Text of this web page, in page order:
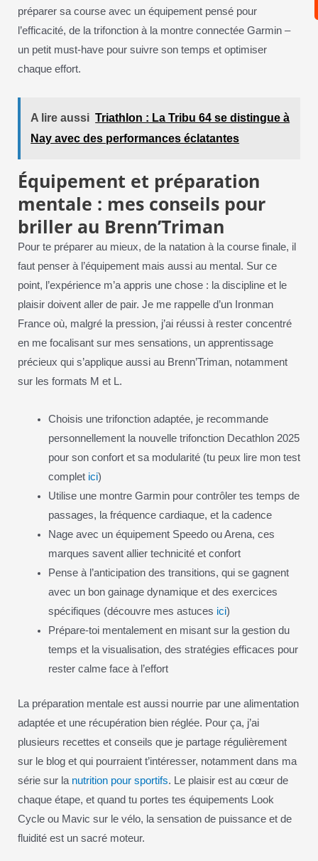
préparer sa course avec un équipement pensé pour
l’efficacité, de la trifonction à la montre connectée Garmin –
un petit must-have pour suivre son temps et optimiser
chaque effort.
A lire aussi Triathlon : La Tribu 64 se distingue à
Nay avec des performances éclatantes
Équipement et préparation
mentale : mes conseils pour
briller au Brenn’Triman
Pour te préparer au mieux, de la natation à la course finale, il
faut penser à l’équipement mais aussi au mental. Sur ce
point, l’expérience m’a appris une chose : la discipline et le
plaisir doivent aller de pair. Je me rappelle d’un Ironman
France où, malgré la pression, j’ai réussi à rester concentré
en me focalisant sur mes sensations, un apprentissage
précieux qui s’applique aussi au Brenn’Triman, notamment
sur les formats M et L.
Choisis une trifonction adaptée, je recommande
personnellement la nouvelle trifonction Decathlon 2025
pour son confort et sa modularité (tu peux lire mon test
complet ici)
Utilise une montre Garmin pour contrôler tes temps de
passages, la fréquence cardiaque, et la cadence
Nage avec un équipement Speedo ou Arena, ces
marques savent allier technicité et confort
Pense à l’anticipation des transitions, qui se gagnent
avec un bon gainage dynamique et des exercices
spécifiques (découvre mes astuces ici)
Prépare-toi mentalement en misant sur la gestion du
temps et la visualisation, des stratégies efficaces pour
rester calme face à l’effort
La préparation mentale est aussi nourrie par une alimentation
adaptée et une récupération bien réglée. Pour ça, j’ai
plusieurs recettes et conseils que je partage régulièrement
sur le blog et qui pourraient t’intéresser, notamment dans ma
série sur la nutrition pour sportifs. Le plaisir est au cœur de
chaque étape, et quand tu portes tes équipements Look
Cycle ou Mavic sur le vélo, la sensation de puissance et de
fluidité est un sacré moteur.